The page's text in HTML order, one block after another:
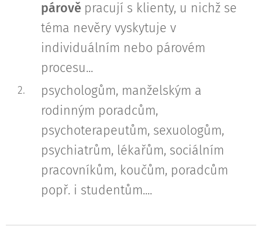
párově pracují s klienty, u nichž se
téma nevěry vyskytuje v
individuálním nebo párovém
procesu...
psychologům, manželským a
rodinným poradcům,
psychoterapeutům, sexuologům,
psychiatrům, lékařům, sociálním
pracovníkům, koučům, poradcům
popř. i studentům....